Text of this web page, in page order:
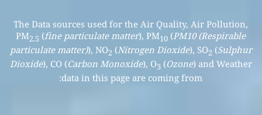
The Data sources used for the Air Quality, Air Pollution,
PM2.5(fine particulate matter), PM10(PM10 (Respirable
particulate matter)), NO2 (Nitrogen Dioxide), SO2 (Sulphur
Dioxide), CO (Carbon Monoxide), O3 (Ozone ) and Weather
data in this page are coming from: